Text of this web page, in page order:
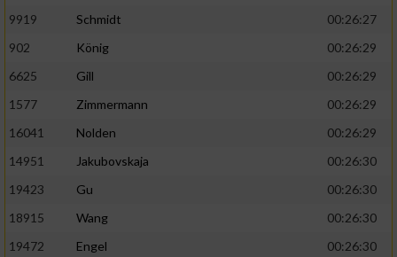
9919
Schmidt
00:26:27
902
König
00:26:29
6625
Gill
00:26:29
1577
Zimmermann
00:26:29
16041
Nolden
00:26:29
14951
Jakubovskaja
00:26:30
19423
Gu
00:26:30
18915
Wang
00:26:30
19472
Engel
00:26:30